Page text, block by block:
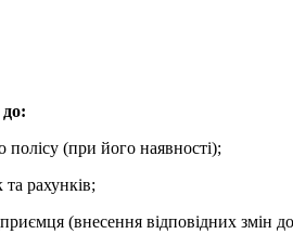
полісу (при його наявності);
рахунків;
(внесення відповідних